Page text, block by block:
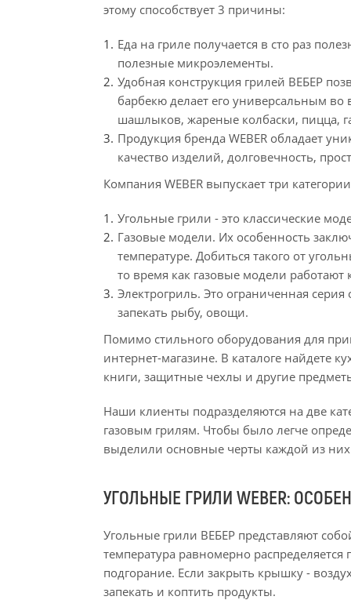
этому способствует 3 причины:
Еда на гриле получается в сто раз
полезные микроэлементы.
‎Удобная конструкция грилей ВЕБЕР
барбекю делает его универсальным
шашлыков, жареные колбаски, пицца,
‎Продукция бренда WEBER обладает
качество изделий, долговечность,
Компания WEBER выпускает три
Угольные грили - это классические
‎Газовые модели. Их особенность
температуре. Добиться такого от
то время как газовые модели работают
‎Электрогриль. Это ограниченная
запекать рыбу, овощи.
Помимо стильного оборудования для
интернет-магазине. В каталоге найдете
книги, защитные чехлы и другие
Наши клиенты подразделяются на две
газовым грилям. Чтобы было легче
выделили основные черты каждой из
УГОЛЬНЫЕ ГРИЛИ WEBER:
Угольные грили ВЕБЕР представляют
температура равномерно
подгорание. Если закрыть крышку -
запекать и коптить продукты.